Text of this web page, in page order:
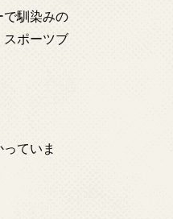
で馴染みの
スポーツブ
ていま